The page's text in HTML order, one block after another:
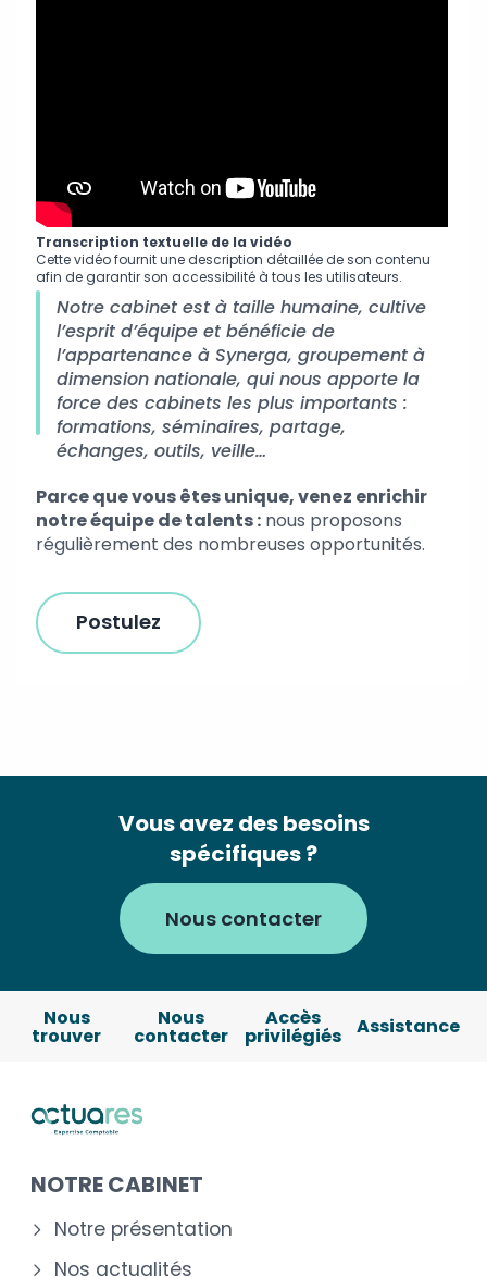
Transcription textuelle de la vidéo
Cette vidéo fournit une description détaillée de son contenu
afin de garantir son accessibilité à tous les utilisateurs.
Notre cabinet est à taille humaine, cultive
l’esprit d’équipe et bénéficie de
l’appartenance à Synerga, groupement à
dimension nationale, qui nous apporte la
force des cabinets les plus importants :
formations, séminaires, partage,
échanges, outils, veille…
Parce que vous êtes unique, venez enrichir
notre équipe de talents : nous proposons
régulièrement des nombreuses opportunités.
Postulez
Vous avez des besoins
spécifiques ?
Nous contacter
Nous
trouver
Nous
contacter
Accès
privilégiés Assistance
NOTRE CABINET
Notre présentation
Nos actualités